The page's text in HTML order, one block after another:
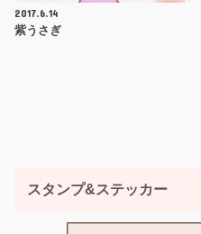
2017.6.14
紫うさぎ
スタンプ&ステッカー